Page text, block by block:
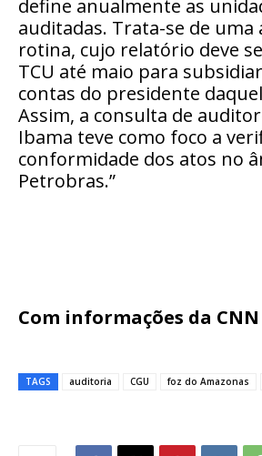
define anualmente as
auditadas. Trata-se de uma
rotina, cujo relatório deve
TCU até maio para
contas do presidente
Assim, a consulta de
Ibama teve como foco a
conformidade dos atos no
Petrobras.”
Com informações da
TAGS auditoria CGU foz do Amazonas